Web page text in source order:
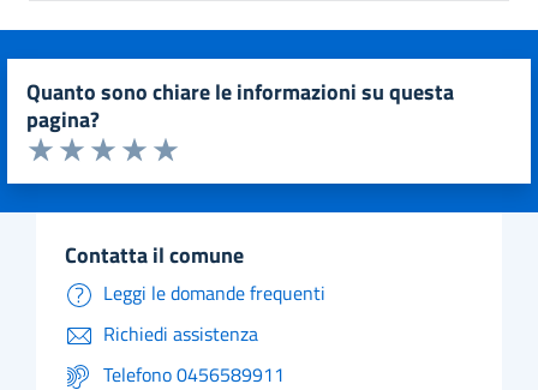
quanto sono chiare le informazioni su questa
pagina?
Valuta da 1 a 5 stelle la pagina
Valuta 5 stelle su 5
Valuta 4 stelle su 5
Valuta 3 stelle su 5
Valuta 2 stelle su 5
Valuta 1 stelle su 5
contatta il comune
Leggi le domande frequenti
Richiedi assistenza
Telefono 0456589911